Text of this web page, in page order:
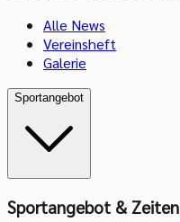
Alle News
Vereinsheft
Galerie
Sportangebot
Sportangebot & Zeiten